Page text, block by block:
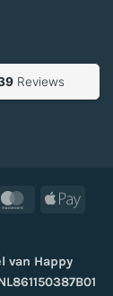
MasterCard
van Happy